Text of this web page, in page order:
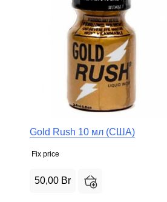
Gold Rush 10 мл (США)
Fix price
50,00 Br